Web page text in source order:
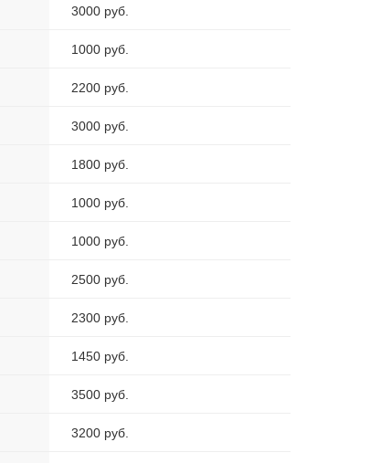
3000 руб.
1000 руб.
2200 руб.
3000 руб.
1800 руб.
1000 руб.
1000 руб.
2500 руб.
2300 руб.
1450 руб.
3500 руб.
3200 руб.